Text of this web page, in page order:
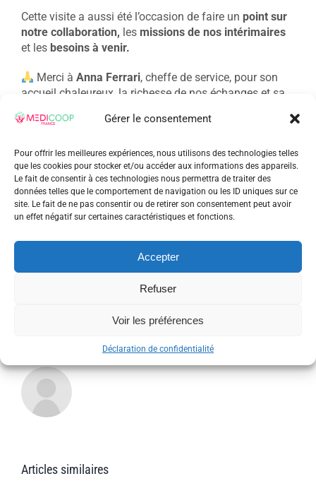
Gérer le consentement
Pour offrir les meilleures expériences, nous utilisons des technologies telles
que les cookies pour stocker et/ou accéder aux informations des appareils.
Le fait de consentir à ces technologies nous permettra de traiter des
données telles que le comportement de navigation ou les ID uniques sur ce
site. Le fait de ne pas consentir ou de retirer son consentement peut avoir
un effet négatif sur certaines caractéristiques et fonctions.
Accepter
Refuser
Voir les préférences
Déclaration de confidentialité
Cette visite a aussi été l’occasion de faire un point sur
notre collaboration, les missions de nos intérimaires
et les besoins à venir.
Merci àAnna Ferrari, cheffe de service, pour son
accueil chaleureux, la richesse de nos échanges et sa
transmission de passion pour son métier.
Share This Story, Choose Your
Platform!
Email
À propos de l'auteur :admin_patrick
Articles similaires